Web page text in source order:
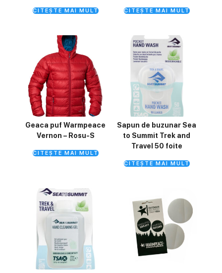
CITEȘTE MAI MULT CITEȘTE MAI MULT
Geaca puf Warmpeace
Vernon – Rosu-S
CITEȘTE MAI MULT
Sapun de buzunar Sea
to Summit Trek and
Travel 50 foite
CITEȘTE MAI MULT